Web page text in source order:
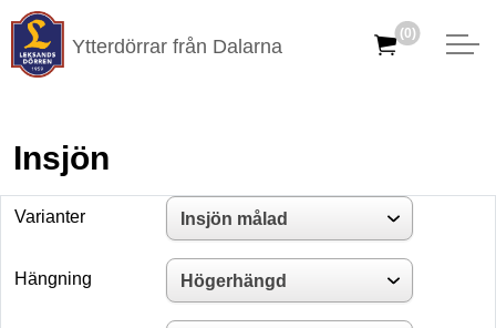
Ytterdörrar från Dalarna
(0)
Insjön
Varianter
Hängning